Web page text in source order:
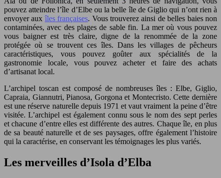
pouvez atteindre l’île d’Elbe ou la belle île de Giglio qui n’ont rien à
envoyer aux îles françaises. Vous trouverez ainsi de belles baies non
contaminées, avec des plages de sable fin. La mer où vous pouvez
vous baigner est très claire, digne de la renommée de la zone
protégée où se trouvent ces îles. Dans les villages de pêcheurs
caractéristiques, vous pouvez goûter aux spécialités de la
gastronomie locale, vous pouvez acheter et faire des achats
d’artisanat local.
L’archipel toscan est composé de nombreuses îles : Elbe, Giglio,
Capraia, Giannutri, Pianosa, Gorgona et Montecristo. Cette dernière
est une réserve naturelle depuis 1971 et vaut vraiment la peine d’être
visitée. L’archipel est également connu sous le nom des sept perles
et chacune d’entre elles est différente des autres. Chaque île, en plus
de sa beauté naturelle et de ses paysages, offre également l’histoire
qui la caractérise, en conservant les témoignages les plus variés.
Les merveilles d’Isola d’Elba